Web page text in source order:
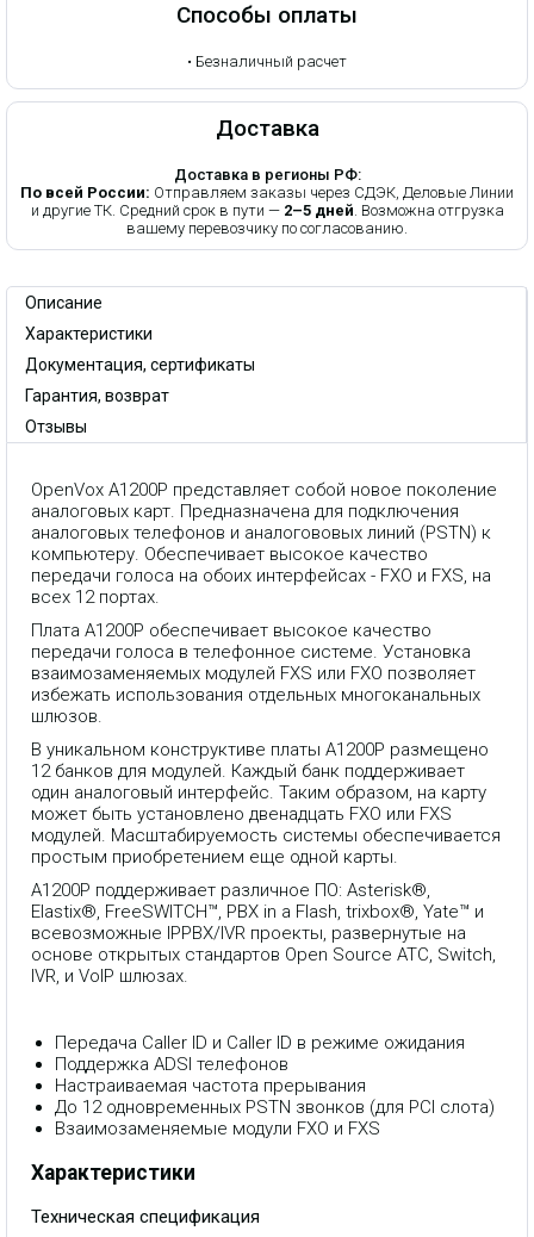
Способы оплаты
• Безналичный расчет
Доставка
Доставка в регионы РФ:
По всей России: Отправляем заказы через СДЭК, Деловые Линии
и другие ТК. Средний срок в пути — 2–5 дней. Возможна отгрузка
вашему перевозчику по согласованию.
Описание
Характеристики
Документация, сертификаты
Гарантия, возврат
Отзывы
OpenVox A1200P представляет собой новое поколение
аналоговых карт. Предназначена для подключения
аналоговых телефонов и аналогововых линий (PSTN) к
компьютеру. Обеспечивает высокое качество
передачи голоса на обоих интерфейсах - FXO и FXS, на
всех 12 портах.
Плата A1200P обеспечивает высокое качество
передачи голоса в телефонное системе. Установка
взаимозаменяемых модулей FXS или FXO позволяет
избежать использования отдельных многоканальных
шлюзов.
В уникальном конструктиве платы A1200P размещено
12 банков для модулей. Каждый банк поддерживает
один аналоговый интерфейс. Таким образом, на карту
может быть установлено двенадцать FXO или FXS
модулей. Масштабируемость системы обеспечивается
простым приобретением еще одной карты.
A1200P поддерживает различное ПО: Asterisk®,
Elastix®, FreeSWITCH™, PBX in a Flash, trixbox®, Yate™ и
всевозможные IPPBX/IVR проекты, развернутые на
основе открытых стандартов Open Source АТС, Switch,
IVR, и VoIP шлюзах.
Передача Caller ID и Caller ID в режиме ожидания
Поддержка ADSI телефонов
Настраиваемая частота прерывания
До 12 одновременных PSTN звонков (для PCI слота)
Взаимозаменяемые модули FXO и FXS
Характеристики
Техническая спецификация